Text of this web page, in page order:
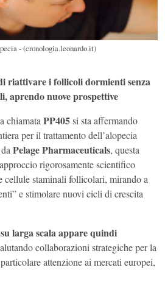
- (cronologia.leonardo.it)
riattivare i follicoli dormienti senza
aprendo nuove prospettive
chiamataPP405si sta affermando
per il trattamento dell’alopecia
Pelage Pharmaceuticals, questa
rigorosamente scientifico
cellule staminali follicolari, mirando a
e stimolare nuovi cicli di crescita
larga scala appare quindi
collaborazioni strategiche per la
attenzione ai mercati europei,